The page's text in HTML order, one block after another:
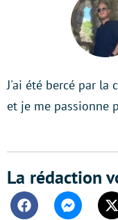
J'ai été bercé par la
et je me passionne
La rédaction
FacebookMessenger